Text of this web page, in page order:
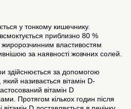
у тонкому кишечнику.
приблизно 80 %
жиророзчинним властивостям
за наявності жовчних солей.
здійснюється за допомогою
називається вітамін D-
вітамін D
Протягом кількох годин після